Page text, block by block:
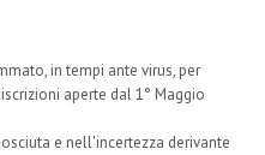
in tempi ante virus, per
aperte dal 1° Maggio
e nell'incertezza derivante